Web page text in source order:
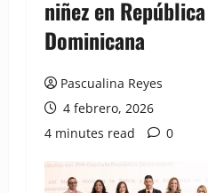
niñez en República
Dominicana
Pascualina Reyes
4 febrero, 2026
4 minutes read
0